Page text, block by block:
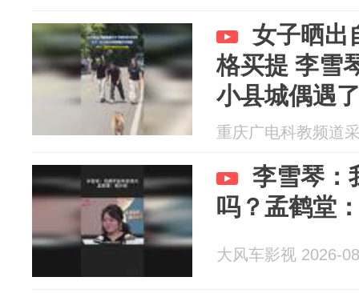
女子晒出
格买提 李雪
小县城偶遇
老师原来你
重庆广电科教频道
李雪琴：
吗？孟鹤堂
大风车影视 2026-